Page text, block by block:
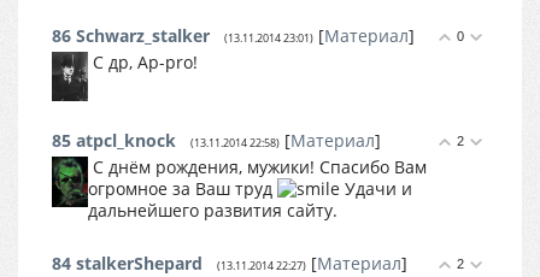
0
86 Schwarz_stalker (13.11.2014 23:01) [Материал]
С др, Ap-pro!
2
85 atpcl_knock (13.11.2014 22:58) [Материал]
С днём рождения, мужики! Спасибо Вам
огромное за Ваш труд
Удачи и
дальнейшего развития сайту.
2
84 stalkerShepard (13.11.2014 22:27) [Материал]